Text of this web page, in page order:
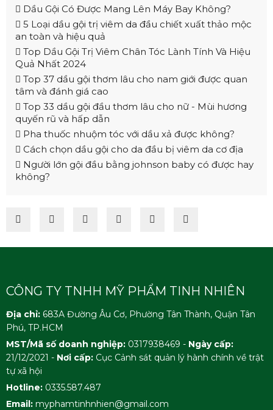
Dầu Gội Có Được Mang Lên Máy Bay Không?
5 Loại dầu gội trị viêm da đầu chiết xuất thảo mộc
an toàn và hiệu quả
Top Dầu Gội Trị Viêm Chân Tóc Lành Tính Và Hiệu
Quả Nhất 2024
Top 37 dầu gội thơm lâu cho nam giới được quan
tâm và đánh giá cao
Top 33 dầu gội đầu thơm lâu cho nữ - Mùi hương
quyến rũ và hấp dẫn
Pha thuốc nhuộm tóc với dầu xả được không?
Cách chọn dầu gội cho da đầu bị viêm da cơ địa
Người lớn gội đầu bằng johnson baby có được hay
không?
CÔNG TY TNHH MỸ PHẨM TINH NHIÊN
Địa chỉ: 683A Đường Âu Cơ, Phường Tân Thành, Quận Tân
Phú, TP.HCM
MST/Mã số doanh nghiệp: 0317938469 - Ngày cấp:
21/12/2021 - Nơi cấp: Cục Cảnh sát quản lý hành chính về trật
tự xã hội
Hotline: 0335.587.487
Email: myphamtinhnhien@gmail.com